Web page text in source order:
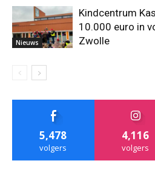
Nieuws
Kindcentrum
10.000 euro in
Zwolle
5,478
volgers
4,116
volgers